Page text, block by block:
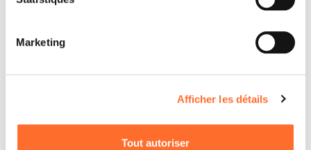
Marketing
Afficher les détails
Tout autoriser